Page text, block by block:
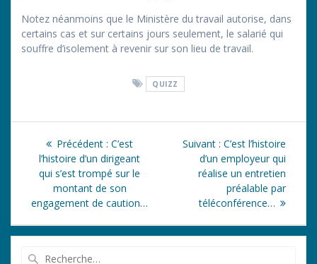
Notez néanmoins que le Ministère du travail autorise, dans
certains cas et sur certains jours seulement, le salarié qui
souffre d’isolement à revenir sur son lieu de travail.
QUIZZ
Navigation
l’article
Précédent : Article
précédent
:
C’est
l’histoire d’un dirigeant
qui s’est trompé sur le
montant de son
engagement de caution…
Suivant : Article
suivant
:
C’est l’histoire
d’un employeur qui
réalise un entretien
préalable par
téléconférence…